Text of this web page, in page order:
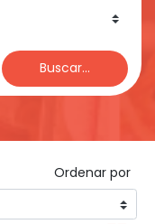
Buscar...
Ordenar por